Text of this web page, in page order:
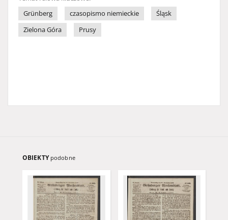
Grünberg
czasopismo niemieckie
Śląsk
Zielona Góra
Prusy
OBIEKTY podobne